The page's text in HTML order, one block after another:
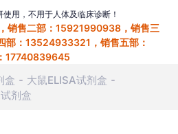
用，不用于人体及临床诊断！
销售二部：15921990938，销售三
部：13524933321，销售五部：
17740839645
盒
大鼠ELISA试剂盒
剂盒